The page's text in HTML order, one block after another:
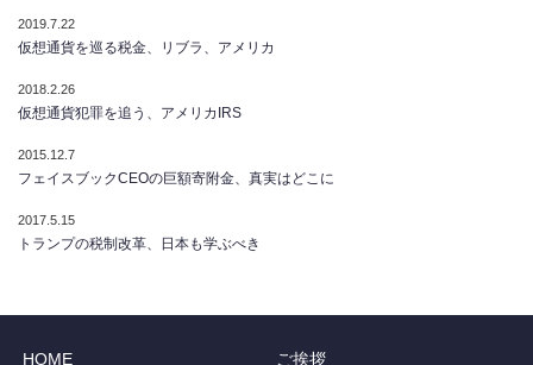
2019.7.22
仮想通貨を巡る税金、リブラ、アメリカ
2018.2.26
仮想通貨犯罪を追う、アメリカIRS
2015.12.7
フェイスブックCEOの巨額寄附金、真実はどこに
2017.5.15
トランプの税制改革、日本も学ぶべき
HOME ご挨拶